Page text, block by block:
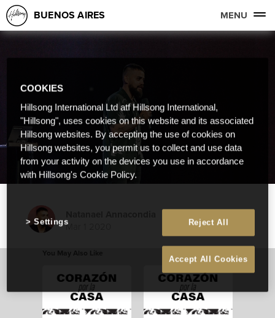
BUENOS AIRES MENU
Mar 1 2020
COOKIES
Hillsong International Ltd atf Hillsong International,
"Hillsong", uses cookies on this website and its associated
Hillsong websites. By accepting the use of cookies on
Hillsong websites, you permit us to collect and use data
from your activity on the devices you use in accordance
with Hillsong's Cookie Policy.
Reject All
Accept All Cookies
Settings